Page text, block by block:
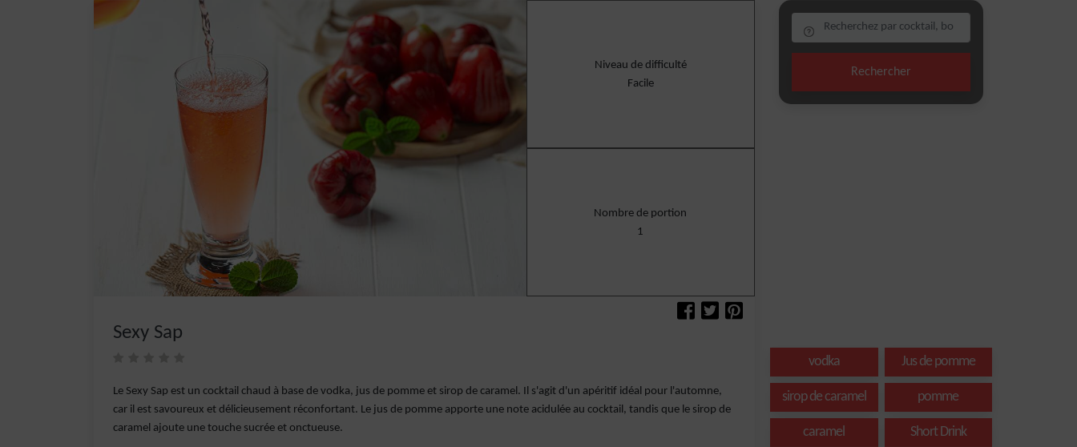
Niveau de difficulté
Facile
Nombre de portion
1
Sexy Sap
Le Sexy Sap est un cocktail chaud à base de vodka, jus de pomme et sirop de caramel. Il s'agit d'un apéritif idéal pour l'automne,
car il est savoureux et délicieusement réconfortant. Le jus de pomme apporte une note acidulée au cocktail, tandis que le sirop de
caramel ajoute une touche sucrée et onctueuse.
Rechercher
vodka Jus de pomme
sirop de caramel pomme
caramel Short Drink